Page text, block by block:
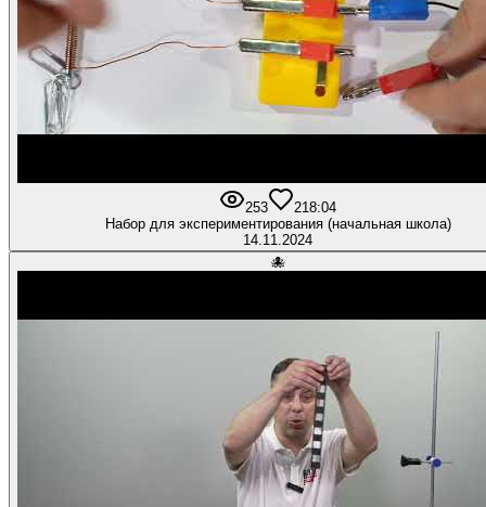
253 218:04
Набор для экспериментирования (начальная школа)
14.11.2024
🐙